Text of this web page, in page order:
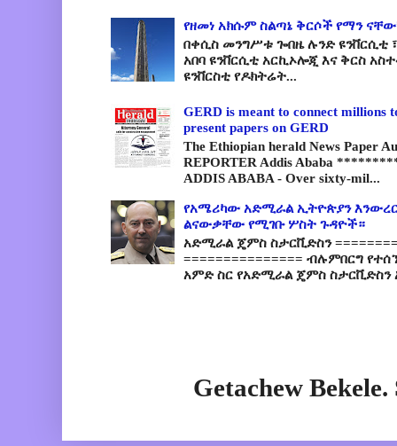
የዘመነ አክሱም ስልጣኔ ቅርሶች የማን
በቀሲስ መንግሥቱ ጐበዜ ሉንድ ዩንቨርሲቲ
አበባ ዩንቨርሲቲ አርኪኦሎጂ እና ቅርስ
ዩንቨርስቲ የዶክትሬት...
GERD is meant to connect millions
present papers on GERD
The Ethiopian herald News Paper
REPORTER Addis Ababa
ADDIS ABABA - Over sixty-mil...
የአሜሪካው አድሚራል ኢትዮጵያን
ልናውቃቸው የሚገቡ ሦስት ጉዳዮች።
አድሚራል ጄምስ ስታርቪድስን
=============== ብሉምበርግ
አምድ ስር የአድሚራል ጄምስ ስታርቪድስን
Getachew